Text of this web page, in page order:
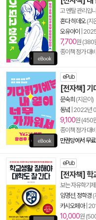
고 멘탈 관리입
혼다 히데오(지
오유아이
7,700원 (380
종이책 정가 대비
ePub
[전자책] 기
문숙희 (지은이)
동녘 2022년
9,100원 (450
종이책 정가 대비
만권당에서 무료
ePub
[전자책] 학
보는 자유학기
임명선, 정학경 (
카시오페아|
10,000원